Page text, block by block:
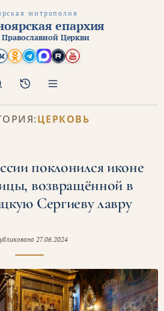
митрополия
епархия
Православной Церкви
Архив
ЦЕРКОВЬ
поклонился иконе
возвращённой в
Сергиеву лавру
27.06.2024